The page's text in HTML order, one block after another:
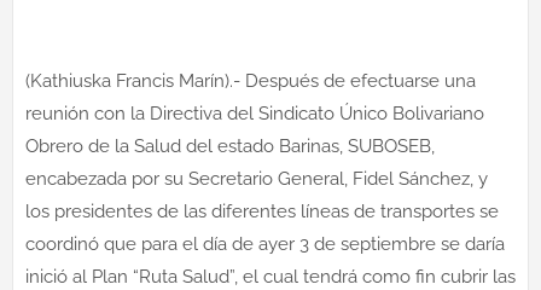
(Kathiuska Francis Marín).- Después de efectuarse una
reunión con la Directiva del Sindicato Único Bolivariano
Obrero de la Salud del estado Barinas, SUBOSEB,
encabezada por su Secretario General, Fidel Sánchez, y
los presidentes de las diferentes líneas de transportes se
coordinó que para el día de ayer 3 de septiembre se daría
inició al Plan “Ruta Salud”, el cual tendrá como fin cubrir las